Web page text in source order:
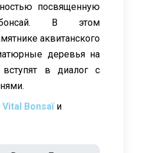
посвященную
бонсай. В этом
аквитанского
деревья на
в диалог с
Vital Bonsaïи